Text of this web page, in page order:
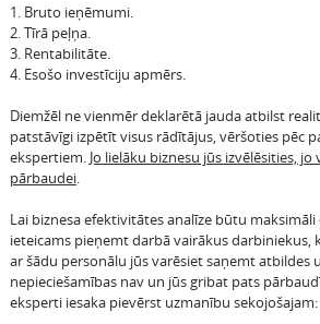
1. Bruto ieņēmumi.
2. Tīrā peļņa.
3. Rentabilitāte.
4. Esošo investīciju apmērs.
Diemžēl ne vienmēr deklarētā jauda atbilst
patstāvīgi izpētīt visus rādītājus, vēršoties pēc
ekspertiem. Jo lielāku biznesu jūs izvēlēsities,
pārbaudei
Lai biznesa efektivitātes analīze būtu
ieteicams pieņemt darbā vairākus darbiniekus,
ar šādu personālu jūs varēsiet saņemt atbildes
nepieciešamības nav un jūs gribat pats
eksperti iesaka pievērst uzmanību sekojošajam: